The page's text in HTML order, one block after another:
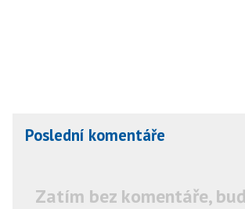
Poslední komentáře
Zatím bez komentáře,